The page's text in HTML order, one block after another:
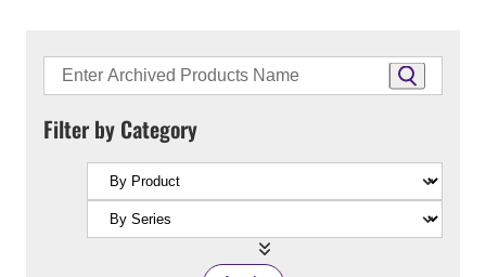
Filter by Category